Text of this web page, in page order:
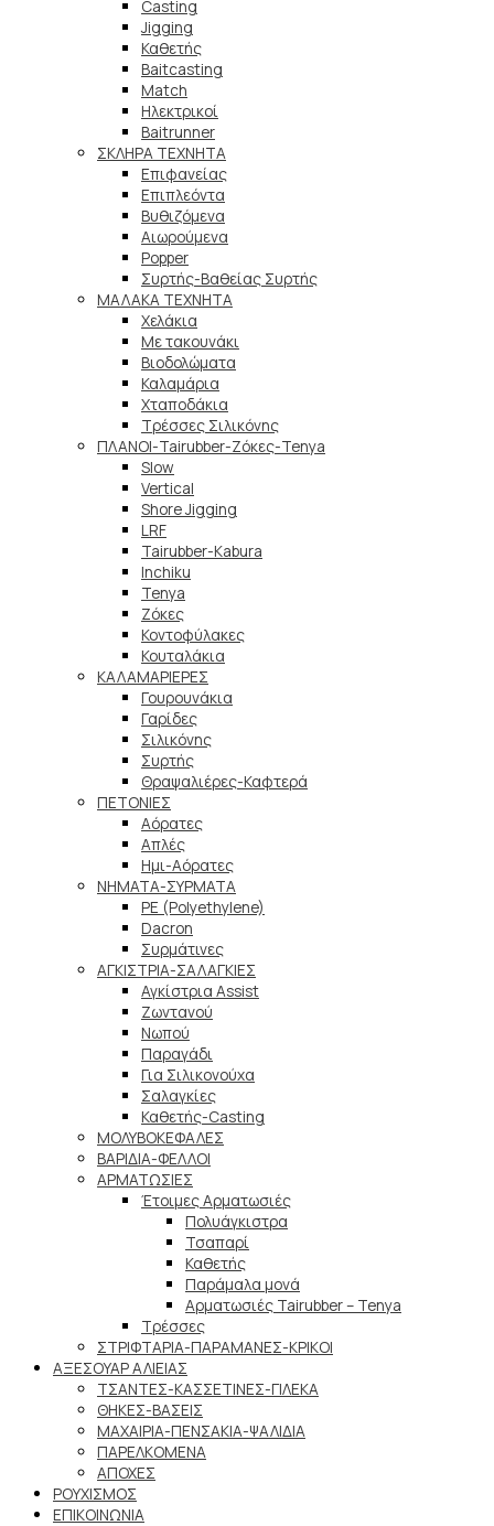
Casting
Jigging
Καθετής
Baitcasting
Match
Ηλεκτρικοί
Baitrunner
ΣΚΛΗΡΑ ΤΕΧΝΗΤΑ
Επιφανείας
Επιπλεόντα
Βυθιζόμενα
Αιωρούμενα
Popper
Συρτής-Βαθείας Συρτής
ΜΑΛΑΚΑ TEXNHTA
Χελάκια
Με τακουνάκι
Βιοδολώματα
Καλαμάρια
Χταποδάκια
Τρέσσες Σιλικόνης
ΠΛΑΝΟΙ-Tairubber-Ζόκες-Tenya
Slow
Vertical
Shore Jigging
LRF
Tairubber-Kabura
Inchiku
Tenya
Ζόκες
Κοντοφύλακες
Κουταλάκια
ΚΑΛΑΜΑΡΙΕΡΕΣ
Γουρουνάκια
Γαρίδες
Σιλικόνης
Συρτής
Θραψαλιέρες-Καφτερά
ΠΕΤΟΝΙΕΣ
Αόρατες
Απλές
Ημι-Αόρατες
ΝΗΜΑΤΑ-ΣΥΡΜΑΤΑ
PE (Polyethylene)
Dacron
Συρμάτινες
ΑΓΚΙΣΤΡΙΑ-ΣΑΛΑΓΚΙΕΣ
Αγκίστρια Assist
Ζωντανού
Νωπού
Παραγάδι
Για Σιλικονούχα
Σαλαγκίες
Καθετής-Casting
ΜΟΛΥΒΟΚΕΦΑΛΕΣ
ΒΑΡΙΔΙΑ-ΦΕΛΛΟΙ
ΑΡΜΑΤΩΣΙΕΣ
Έτοιμες Αρματωσιές
Πολυάγκιστρα
Τσαπαρί
Καθετής
Παράμαλα μονά
Αρματωσιές Tairubber – Tenya
Τρέσσες
ΣΤΡΙΦΤΑΡΙΑ-ΠΑΡΑΜΑΝΕΣ-ΚΡΙΚΟΙ
ΑΞΕΣΟΥΑΡ ΑΛΙΕΙΑΣ
ΤΣΑΝΤΕΣ-ΚΑΣΣΕΤΙΝΕΣ-ΓΙΛΕΚΑ
ΘΗΚΕΣ-ΒΑΣΕΙΣ
ΜΑΧΑΙΡΙΑ-ΠΕΝΣΑΚΙΑ-ΨΑΛΙΔΙΑ
ΠΑΡΕΛΚΟΜΕΝΑ
ΑΠΟΧΕΣ
ΡΟΥΧΙΣΜΟΣ
ΕΠΙΚΟΙΝΩΝΙΑ